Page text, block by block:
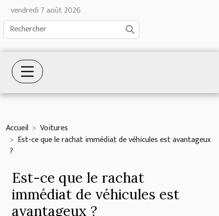
vendredi 7 août 2026
Accueil
Voitures
Est-ce que le rachat immédiat de véhicules est avantageux
?
Est-ce que le rachat
immédiat de véhicules est
avantageux ?